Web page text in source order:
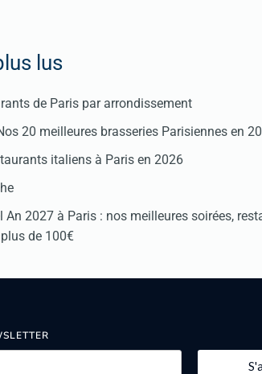
lus
de Paris par arrondissement
20 meilleures brasseries Parisiennes en
italiens à Paris en 2026
An 2027 à Paris : nos meilleures soirées,
de 100€